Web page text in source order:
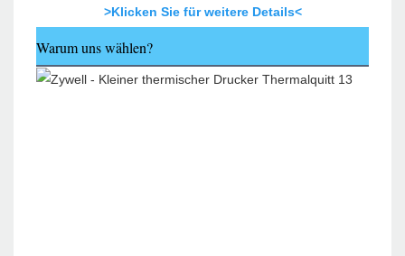
>Klicken Sie für weitere Details<
Warum uns wählen?